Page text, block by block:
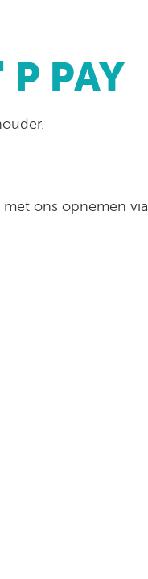
PAY
ons opnemen via